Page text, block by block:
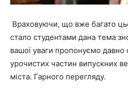
Враховуючи, що вже багато
стало студентами дана тема
вашої уваги пропонуємо давно
урочистих частин випускних
міста. Гарного перегляду.